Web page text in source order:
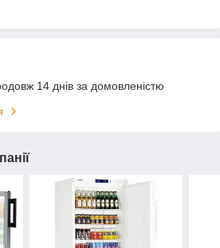
14 днів за домовленістю